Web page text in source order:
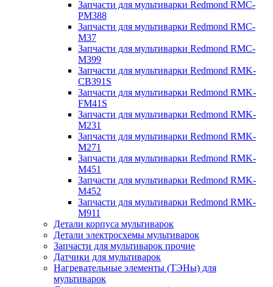
Запчасти для мультиварки Redmond RMC-
PM388
Запчасти для мультиварки Redmond RMC-
M37
Запчасти для мультиварки Redmond RMC-
M399
Запчасти для мультиварки Redmond RMK-
CB391S
Запчасти для мультиварки Redmond RMK-
FM41S
Запчасти для мультиварки Redmond RMK-
M231
Запчасти для мультиварки Redmond RMK-
M271
Запчасти для мультиварки Redmond RMK-
M451
Запчасти для мультиварки Redmond RMK-
M452
Запчасти для мультиварки Redmond RMK-
M911
Детали корпуса мультиварок
Детали электросхемы мультиварок
Запчасти для мультиварок прочие
Датчики для мультиварок
Нагревательные элементы (ТЭНы) для
мультиварок